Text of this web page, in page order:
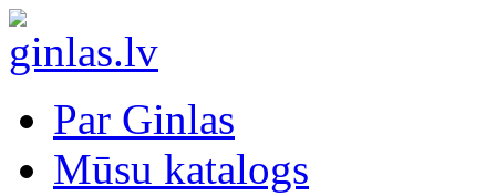
Par Ginlas
Mūsu katalogs